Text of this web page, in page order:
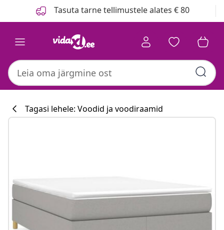
Tasuta tarne tellimustele alates € 80
#sharemevidaxl
Tagasi lehele: Voodid ja voodiraamid